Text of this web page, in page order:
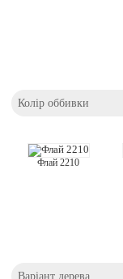
Колір оббивки
Флай 2210
Варіант дерева